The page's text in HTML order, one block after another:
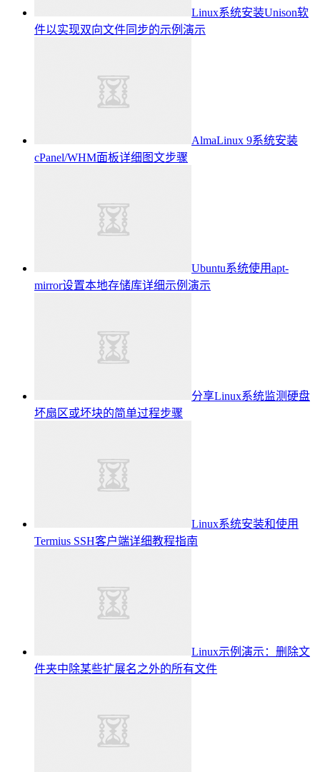
Linux系统安装Unison软
件以实现双向文件同步的示例演示
AlmaLinux 9系统安装
cPanel/WHM面板详细图文步骤
Ubuntu系统使用apt-
mirror设置本地存储库详细示例演示
分享Linux系统监测硬盘
坏扇区或坏块的简单过程步骤
Linux系统安装和使用
Termius SSH客户端详细教程指南
Linux示例演示：删除文
件夹中除某些扩展名之外的所有文件